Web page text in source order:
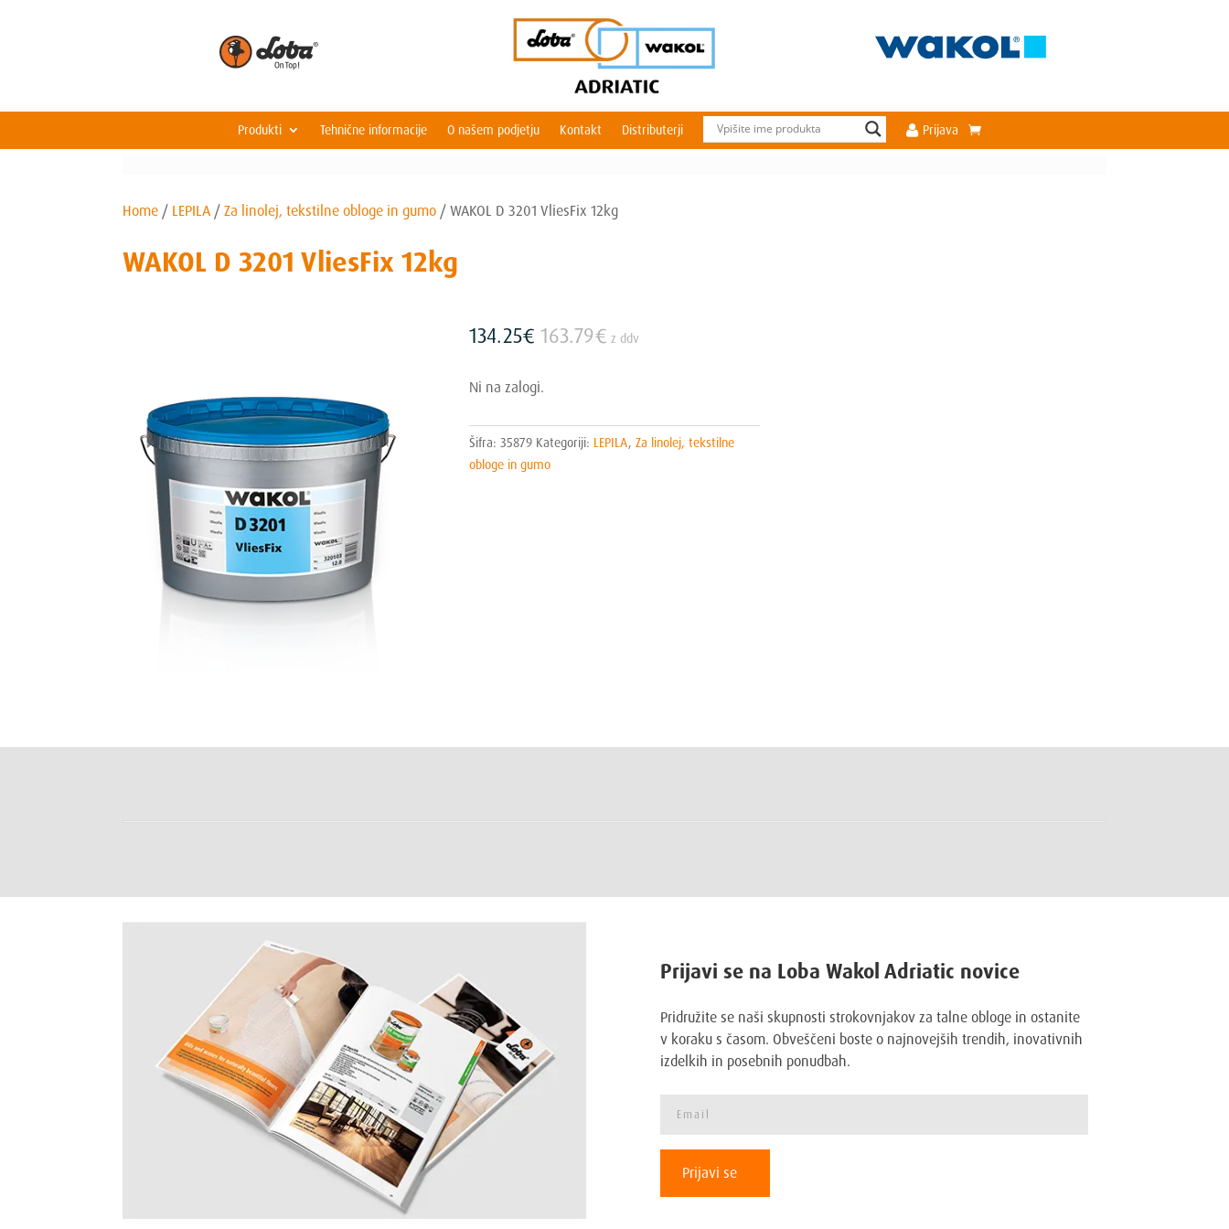
Produkti Tehnične informacije O našem podjetju Kontakt Distributerji Prijava
Home / LEPILA /Za linolej, tekstilne obloge in gumo /WAKOL D 3201 VliesFix 12kg
WAKOL D 3201 VliesFix 12kg
134.25€ 163.79€ z ddv
Ni na zalogi.
Šifra: 35879 Kategoriji: LEPILA, Za linolej, tekstilne
obloge in gumo
Prijavi se na Loba Wakol Adriatic novice
Pridružite se naši skupnosti strokovnjakov za talne obloge in ostanite
v koraku s časom. Obveščeni boste o najnovejših trendih, inovativnih
izdelkih in posebnih ponudbah.
Prijavi se